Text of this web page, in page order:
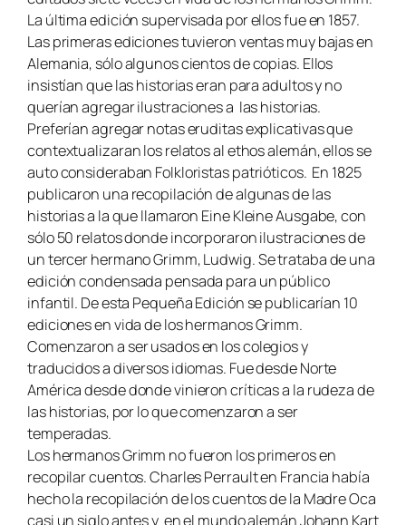
La última edición supervisada por ellos fue en 1857.
Las primeras ediciones tuvieron ventas muy bajas en
Alemania, sólo algunos cientos de copias. Ellos
insistían que las historias eran para adultos y no
querían agregar ilustraciones a las historias.
Preferían agregar notas eruditas explicativas que
contextualizaran los relatos al ethos alemán, ellos se
auto consideraban Folkloristas patrióticos. En 1825
publicaron una recopilación de algunas de las
historias a la que llamaron Eine Kleine Ausgabe,con
sólo 50 relatos donde incorporaron ilustraciones de
un tercer hermano Grimm, Ludwig. Se trataba de una
edición condensada pensada para un público
infantil. De esta Pequeña Edición se publicarían 10
ediciones en vida de los hermanos Grimm.
Comenzaron a ser usados en los colegios y
traducidos a diversos idiomas. Fue desde Norte
América desde donde vinieron críticas a la rudeza de
las historias, por lo que comenzaron a ser
temperadas.
Los hermanos Grimm no fueron los primeros en
recopilar cuentos. Charles Perrault en Francia había
hecho la recopilación de los cuentos de la Madre Oca
casi un siglo antes y en el mundo alemán Johann Kart